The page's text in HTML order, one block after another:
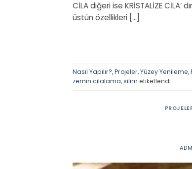
CİLA diğeri ise KRİSTALİZE CİLA’
üstün özellikleri […]
Nasıl Yapılır?,Projeler,Yüzey Yenileme,
zemin cilalama,silim etiketlendi